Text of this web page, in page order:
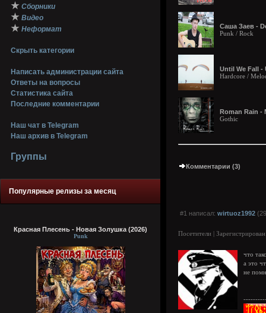
★ Сборники
★ Видео
★ Неформат
Скрыть категории
Написать администрации сайта
Ответы на вопросы
Статистика сайта
Последние комментарии
Наш чат в Telegram
Наш архив в Telegram
Группы
Популярные релизы за месяц
Красная Плесень - Новая Золушка (2026)
Punk
Саша Заев -
Punk / Rock
Until We Fall -
Hardcore /
Roman Rain -
Gothic
Комментарии (3)
#1 написал: wirtuoz1992
Посетители |
что
а это
не